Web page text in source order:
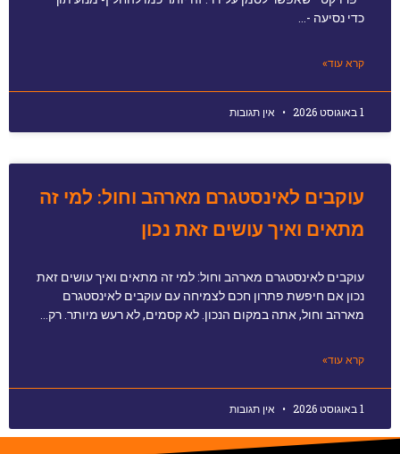
כדי נסיעה -…
קרא עוד»
1 באוגוסט 2026 אין תגובות
עוקבים לאינסטגרם מארהב וחול: למי זה
מתאים ואיך עושים זאת נכון
עוקבים לאינסטגרם מארהב וחול: למי זה מתאים ואיך עושים זאת
נכון אם חיפשת פתרון חכם לצמיחה עם עוקבים לאינסטגרם
מארהב וחול, אתה במקום הנכון. לא קסמים, לא רעש מיותר. רק…
קרא עוד»
1 באוגוסט 2026 אין תגובות